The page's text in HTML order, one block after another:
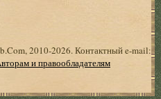
2010-2026. Контактный e-mail:
и правообладателям